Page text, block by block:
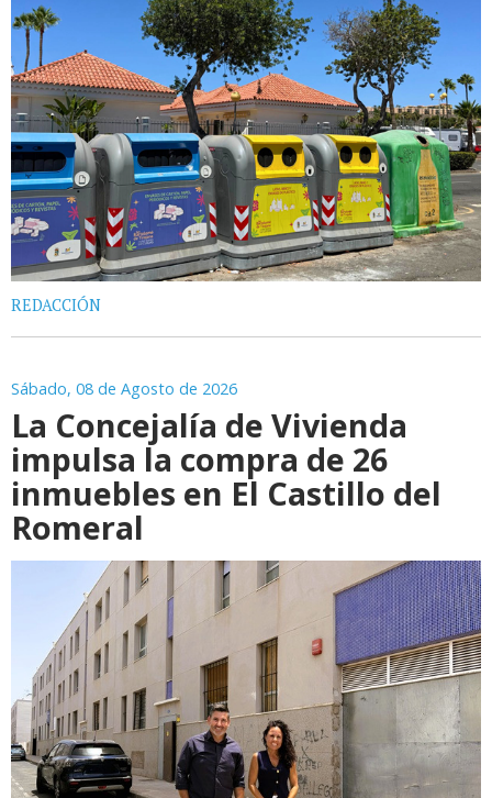
REDACCIÓN
Sábado, 08 de Agosto de 2026
La Concejalía de Vivienda
impulsa la compra de 26
inmuebles en El Castillo del
Romeral